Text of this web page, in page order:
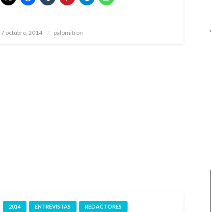
Publicado
7 octubre, 2014 palomitron
2014 ENTREVISTAS
REDACTORES